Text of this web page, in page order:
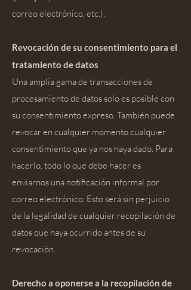
correo electrónico, etc.).
Revocación de su consentimiento para el
tratamiento de datos
Una amplia gama de transacciones de
procesamiento de datos solo es posible con
su consentimiento expreso. También puede
revocar en cualquier momento cualquier
consentimiento que ya nos haya dado. Para
hacerlo, todo lo que debe hacer es
enviarnos una notificación informal por
correo electrónico. Esto será sin perjuicio
de la legalidad de cualquier recopilación de
datos que haya ocurrido antes de su
revocación.
Derecho a oponerse a la recopilación de